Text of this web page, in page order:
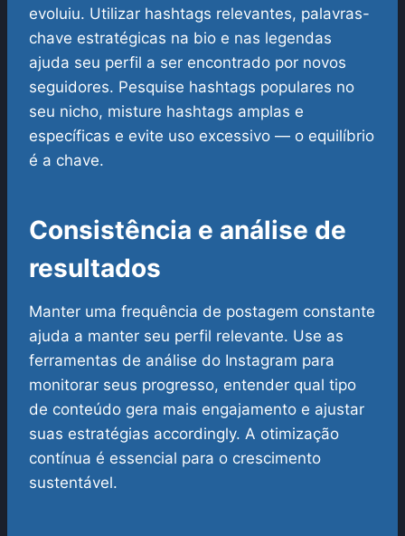
evoluiu. Utilizar hashtags relevantes, palavras-
chave estratégicas na bio e nas legendas
ajuda seu perfil a ser encontrado por novos
seguidores. Pesquise hashtags populares no
seu nicho, misture hashtags amplas e
específicas e evite uso excessivo — o equilíbrio
é a chave.
Consistência e análise de
resultados
Manter uma frequência de postagem constante
ajuda a manter seu perfil relevante. Use as
ferramentas de análise do Instagram para
monitorar seus progresso, entender qual tipo
de conteúdo gera mais engajamento e ajustar
suas estratégias accordingly. A otimização
contínua é essencial para o crescimento
sustentável.